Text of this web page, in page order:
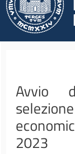
Avvio
2023